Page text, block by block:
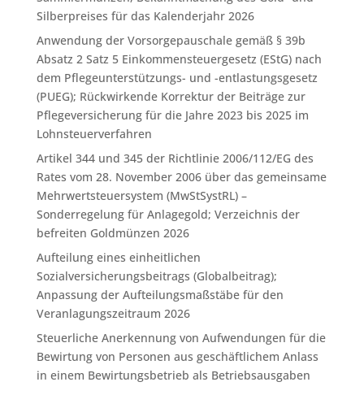
Silberpreises für das Kalenderjahr 2026
Anwendung der Vorsorgepauschale gemäß § 39b
Absatz 2 Satz 5 Einkommensteuergesetz (EStG) nach
dem Pflegeunterstützungs- und -entlastungsgesetz
(PUEG); Rückwirkende Korrektur der Beiträge zur
Pflegeversicherung für die Jahre 2023 bis 2025 im
Lohnsteuerverfahren
Artikel 344 und 345 der Richtlinie 2006/112/EG des
Rates vom 28. November 2006 über das gemeinsame
Mehrwertsteuersystem (MwStSystRL) –
Sonderregelung für Anlagegold; Verzeichnis der
befreiten Goldmünzen 2026
Aufteilung eines einheitlichen
Sozialversicherungsbeitrags (Globalbeitrag);
Anpassung der Aufteilungsmaßstäbe für den
Veranlagungszeitraum 2026
Steuerliche Anerkennung von Aufwendungen für die
Bewirtung von Personen aus geschäftlichem Anlass
in einem Bewirtungsbetrieb als Betriebsausgaben